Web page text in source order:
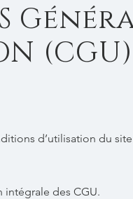
(CGU)
d’utilisation du
intégrale des CGU.